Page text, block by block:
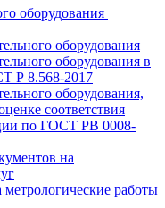
оборудования
оборудования
оборудования в
Р 8.568-2017
оборудования,
соответствия
по ГОСТ РВ 0008-
на
работы